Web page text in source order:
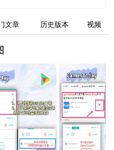
文章 历史版本 视频